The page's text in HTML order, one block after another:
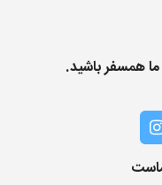
همسفر باشید.